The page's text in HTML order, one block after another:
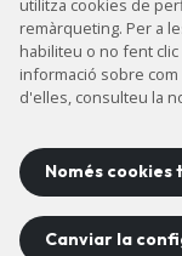
remàrqueting. Per a
habiliteu o no fent
informació sobre
d'elles, consulteu la
Només cookies
Canviar la